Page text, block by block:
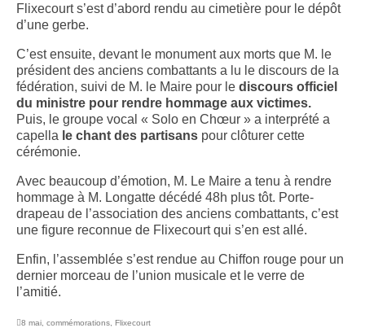
Flixecourt s’est d’abord rendu au cimetière pour le dépôt
d’une gerbe.
C’est ensuite, devant le monument aux morts que M. le
président des anciens combattants a lu le discours de la
fédération, suivi de M. le Maire pour le discours officiel
du ministre pour rendre hommage aux victimes.
Puis, le groupe vocal « Solo en Chœur » a interprété a
capella le chant des partisans pour clôturer cette
cérémonie.
Avec beaucoup d’émotion, M. Le Maire a tenu à rendre
hommage à M. Longatte décédé 48h plus tôt. Porte-
drapeau de l’association des anciens combattants, c’est
une figure reconnue de Flixecourt qui s’en est allé.
Enfin, l’assemblée s’est rendue au Chiffon rouge pour un
dernier morceau de l’union musicale et le verre de
l’amitié.
8 mai commémorations Flixecourt